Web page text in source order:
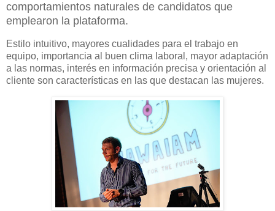
comportamientos naturales de candidatos que
emplearon la plataforma.
Estilo intuitivo, mayores cualidades para el trabajo en
equipo, importancia al buen clima laboral, mayor adaptación
a las normas, interés en información precisa y orientación al
cliente son características en las que destacan las mujeres.